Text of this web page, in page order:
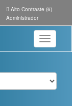
Alto Contraste (6)
Administrador
Toggle